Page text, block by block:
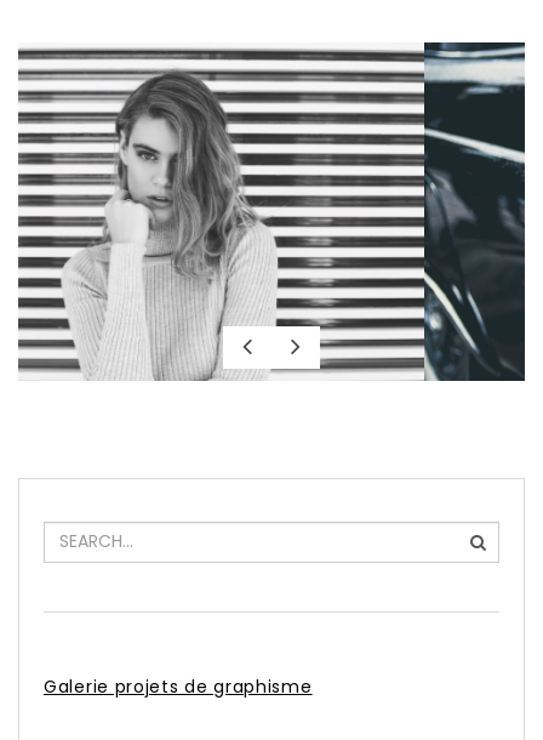
Galerie projets de graphisme